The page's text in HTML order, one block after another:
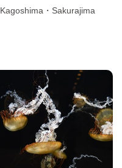
Kagoshima・Sakurajima